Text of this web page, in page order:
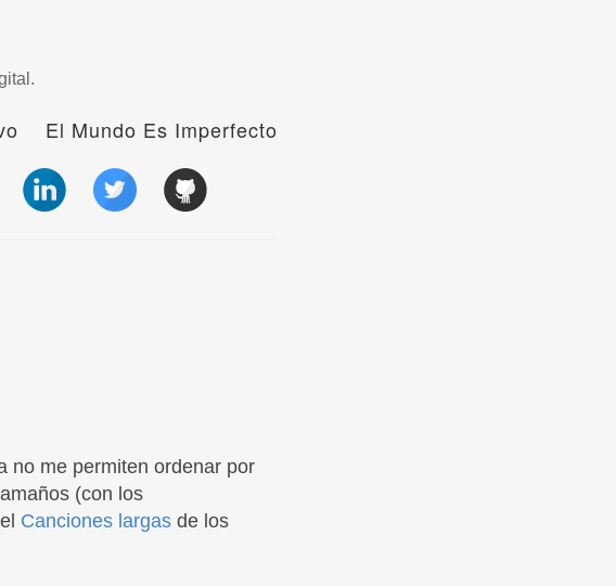
El Mundo Es Imperfecto
no me permiten ordenar por
(con los
Canciones largas de los